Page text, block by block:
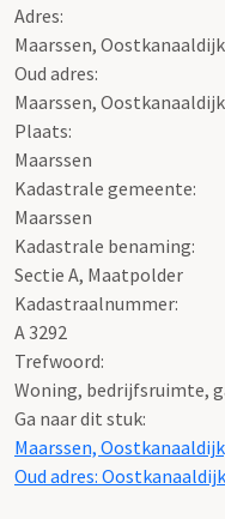
Adres:
Maarssen, Oostkanaaldijk
Oud adres:
Maarssen,
Plaats:
Maarssen
Kadastrale gemeente:
Maarssen
Kadastrale benaming:
Sectie A, Maatpolder
Kadastraalnummer:
A 3292
Trefwoord:
Woning, bedrijfsruimte,
Ga naar dit stuk:
Maarssen,
Oud adres: